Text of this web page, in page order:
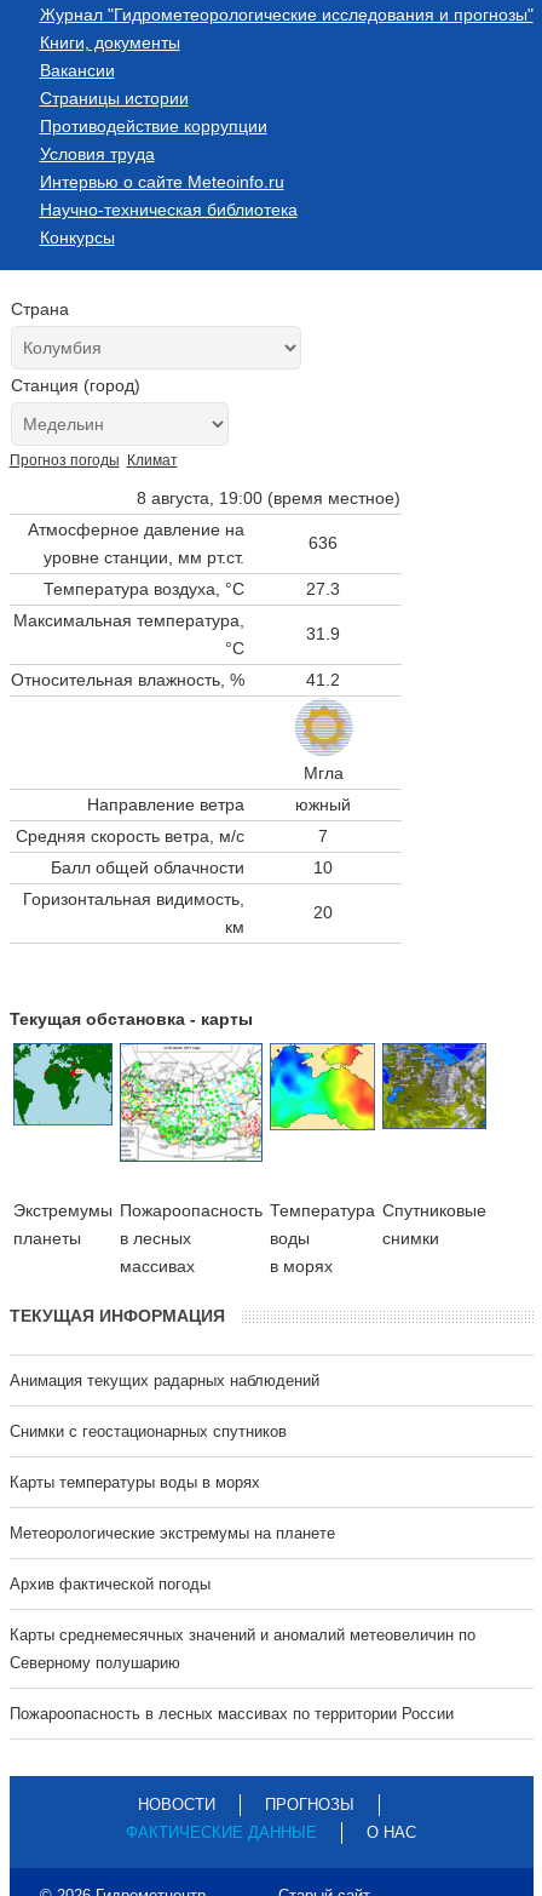
Журнал "Гидрометеорологические исследования и прогнозы"
Книги, документы
Вакансии
Страницы истории
Противодействие коррупции
Условия труда
Интервью о сайте Meteoinfo.ru
Научно-техническая библиотека
Конкурсы
Страна
Станция (город)
Прогноз погоды Климат
8 августа, 19:00 (время местное)
Атмосферное давление на
уровне станции, мм рт.ст.
636
Температура воздуха, °C
27.3
Максимальная температура,
°C
31.9
Относительная влажность, % 41.2
Мгла
Направление ветра
южный
Средняя скорость ветра, м/с
7
Балл общей облачности
10
Горизонтальная видимость,
км
20
Текущая обстановка - карты
Экстремумы
планеты
Пожароопасность
в лесных
массивах
Температура
воды
в морях
Cпутниковые
снимки
ТЕКУЩАЯ ИНФОРМАЦИЯ
Анимация текущих радарных наблюдений
Cнимки с геостационарных спутников
Карты температуры воды в морях
Метеорологические экстремумы на планете
Архив фактической погоды
Карты среднемесячных значений и аномалий метеовеличин по
Северному полушарию
Пожароопасность в лесных массивах по территории России
НОВОСТИ
ПРОГНОЗЫ
ФАКТИЧЕСКИЕ ДАННЫЕ
О НАС